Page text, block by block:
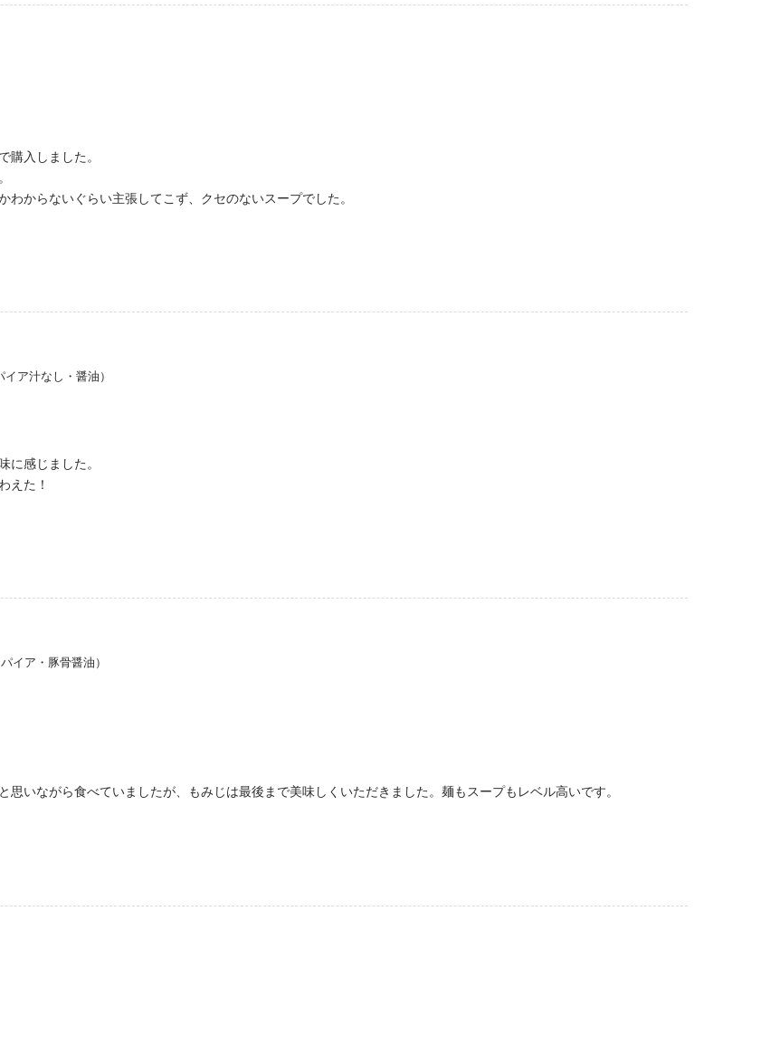
購入しました。
からないぐらい主張してこず、クセのないスープでした。
ア汁なし・醤油）
に感じました。
えた！
イア・豚骨醤油）
いながら食べていましたが、もみじは最後まで美味しくいただきました。麺もスープもレベル高いです。